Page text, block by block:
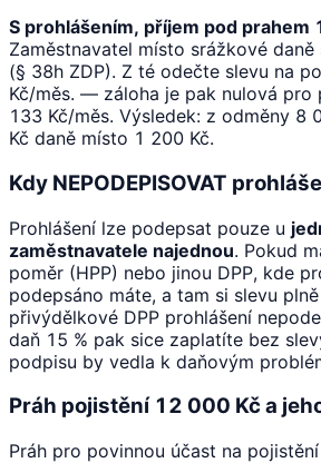
S prohlášením, příjem pod prahem
Zaměstnavatel místo srážkové
(§ 38h ZDP). Z té odečte slevu na
Kč/měs. — záloha je pak nulová pro
133 Kč/měs. Výsledek: z odměny 8
Kč daně místo 1 200 Kč.
Kdy NEPODEPISOVAT
Prohlášení lze podepsat pouze u
zaměstnavatele najednou. Pokud
poměr (HPP) nebo jinou DPP, kde
podepsáno máte, a tam si slevu
přivýdělkové DPP prohlášení
daň 15 % pak sice zaplatíte bez
podpisu by vedla k daňovým
Práh pojistění 12 000 Kč a
Práh pro povinnou účast na